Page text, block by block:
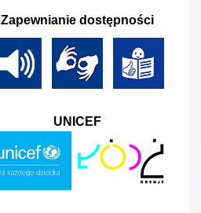
Zapewnianie dostępności
UNICEF